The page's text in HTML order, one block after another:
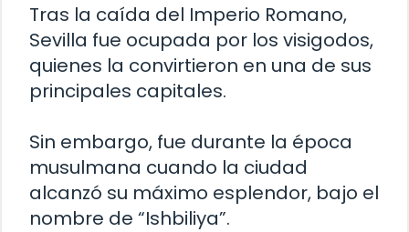
Tras la caída del Imperio Romano,
Sevilla fue ocupada por los visigodos,
quienes la convirtieron en una de sus
principales capitales.
Sin embargo, fue durante la época
musulmana cuando la ciudad
alcanzó su máximo esplendor, bajo el
nombre de “Ishbiliya”.